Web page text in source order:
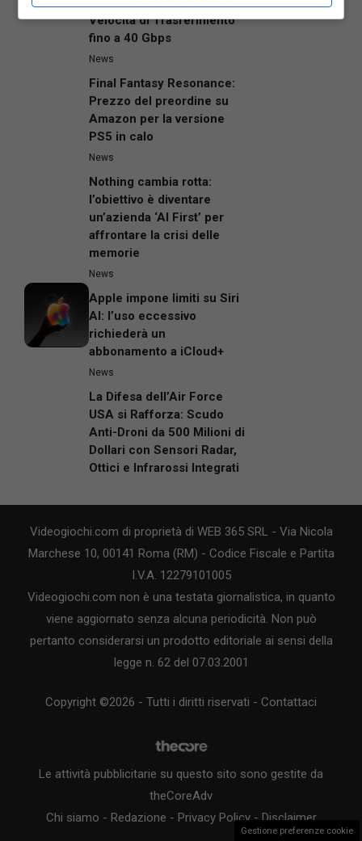
Velocità di Trasferimento
fino a 40 Gbps
News
Final Fantasy Resonance:
Prezzo del preordine su
Amazon per la versione
PS5 in calo
News
Nothing cambia rotta:
l’obiettivo è diventare
un’azienda ‘AI First’ per
affrontare la crisi delle
memorie
News
Apple impone limiti su Siri
AI: l’uso eccessivo
richiederà un
abbonamento a iCloud+
News
La Difesa dell’Air Force
USA si Rafforza: Scudo
Anti-Droni da 500 Milioni di
Dollari con Sensori Radar,
Ottici e Infrarossi Integrati
Videogiochi.com di proprietà di WEB 365 SRL - Via Nicola
Marchese 10, 00141 Roma (RM) - Codice Fiscale e Partita
I.V.A. 12279101005
Videogiochi.com non è una testata giornalistica, in quanto
viene aggiornato senza alcuna periodicità. Non può
pertanto considerarsi un prodotto editoriale ai sensi della
legge n. 62 del 07.03.2001
Copyright ©2026 - Tutti i diritti riservati - Contattaci
Le attività pubblicitarie su questo sito sono gestite da
theCoreAdv
Chi siamo - Redazione - Privacy Policy- Disclaimer
Gestione preferenze cookie